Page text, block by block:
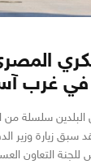
في غرب
البلدين سلسلة
قد سبق زيارة
للجنة التعاون